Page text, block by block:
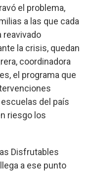
el problema,
a las que cada
reavivado
la crisis, quedan
coordinadora
el programa que
del país
riesgo los
Disfrutables
a ese punto